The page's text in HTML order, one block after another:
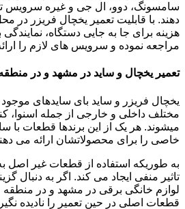
سامسونگ، دوو، ال جی و غیره سرویس
دهند. با قابلیت تعمیر یخچال فریزر
هزینه برای جا به جایی دستگاه،
مراجعه نموده و سرویس های لازم را
تعمیر یخچال و ساید در مشهد و در
یخچال فریزر و ساید بای سایدهای موجود
مختلف داخلی و خارجی از جمله اسنوا،
میشوند. هر یک از این برندها قطعات با
خاصی را برای محصولاتشان ارائه می
به طوریکه استفاده از قطعات غیر اصل
تاثیر منفی ایجاد می کند. اگر به دنبال
لوازم خانگی برقی در مشهد و در منطقه
قطعات اصلی در حین تعمیر را نادیده